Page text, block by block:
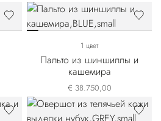
1 цвет
Пальто из шиншиллы и
кашемира
€ 38.750,00